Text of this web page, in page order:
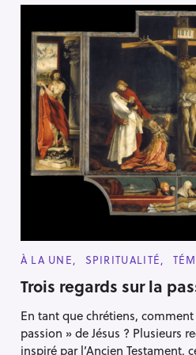
C
T
E
O
R
I
E
À LA UNE SPIRITUALITÉ
Trois regards sur la
En tant que chrétiens,
passion » de Jésus ? Plusieurs
inspiré par l’Ancien Testament,